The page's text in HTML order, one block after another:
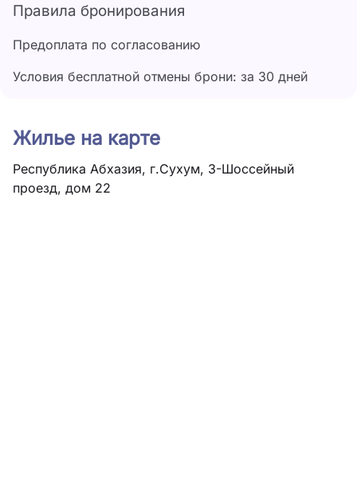
Правила бронирования
Предоплата по согласованию
Условия бесплатной отмены брони: за 30 дней
Жилье на карте
Республика Абхазия, г.Сухум, 3-Шоссейный
проезд, дом 22